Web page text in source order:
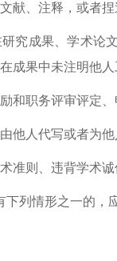
献、注释，或者
研究成果、学术
成果中未注明他人
和职务评审评定
他人代写或者为
准则、违背学术诚
列情形之一的，